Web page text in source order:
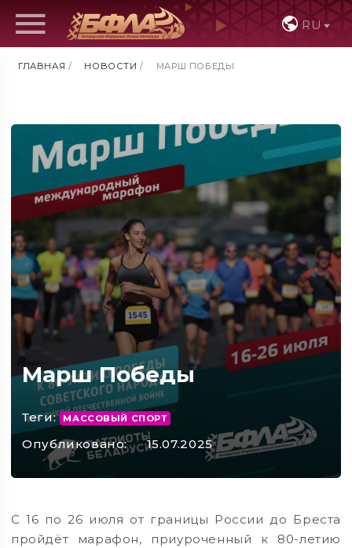
RU
ГЛАВНАЯ / НОВОСТИ / МАРШ ПОБЕДЫ
Марш Победы
Теги: МАССОВЫЙ СПОРТ
Опубликовано: 15.07.2025
С 16 по 26 июля от границы России до Бреста
пройдёт марафон, приуроченный к 80-летию